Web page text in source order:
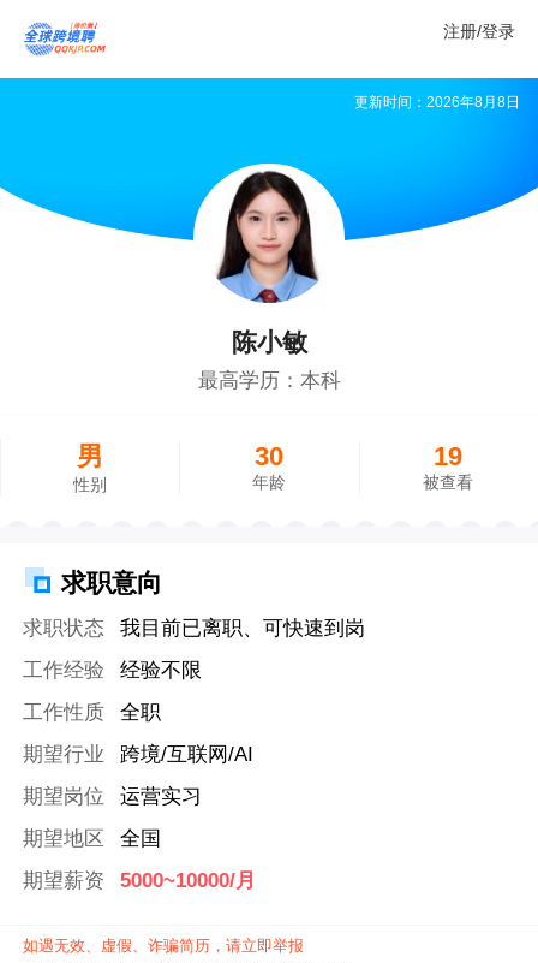
注册/登录
更新时间： 2026年8月8日
陈小敏
最高学历：本科
男
性别
30
年龄
19
被查看
求职意向
求职状态
我目前已离职、可快速到岗
工作经验
经验不限
工作性质
全职
期望行业
跨境/互联网/AI
期望岗位
运营实习
期望地区
全国
期望薪资
5000~10000/月
如遇无效、虚假、诈骗简历，请立即举报